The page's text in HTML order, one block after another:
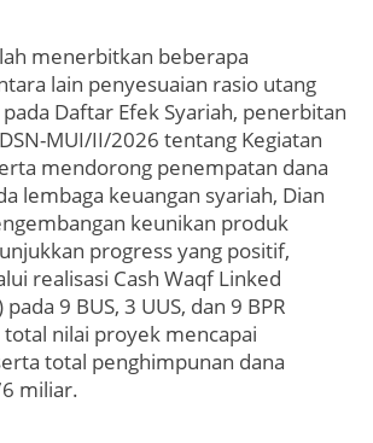
menerbitkan beberapa
lain penyesuaian rasio utang
Daftar Efek Syariah, penerbitan
MUI/II/2026 tentang Kegiatan
mendorong penempatan dana
lembaga keuangan syariah, Dian
keunikan produk
progress yang positif,
realisasi Cash Waqf Linked
9 BUS, 3 UUS, dan 9 BPR
total nilai proyek mencapai
total penghimpunan dana
miliar.